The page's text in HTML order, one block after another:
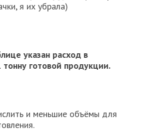
я их убрала)
указан расход в
готовой продукции.
и меньшие объёмы для